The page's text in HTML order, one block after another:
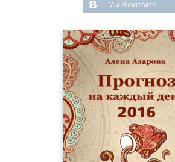
Мы Вконтакте